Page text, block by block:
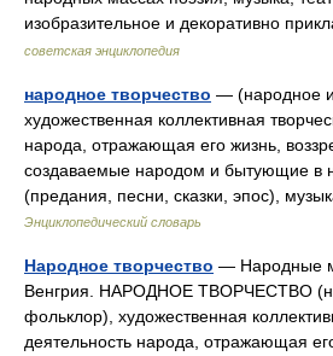
изобразительное и декоративно
советская энциклопедия
народное творчество — (народное
художественная коллективная
народа, отражающая его жизнь,
создаваемые народом и бытующие в
(предания, песни, сказки, эпос),
Энциклопедический словарь
Народное творчество — Народные
Венгрия. НАРОДНОЕ ТВОРЧЕСТВО
фольклор), художественная
деятельность народа, отражающая